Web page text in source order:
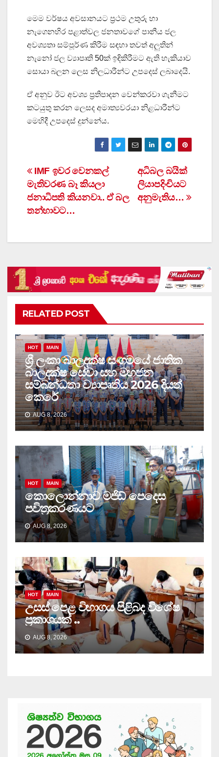
මෙම වර්ෂය අවසානයට ප්‍රථම උතුරු හා
නැගෙනහිර පළාත්වල ජනතාවගේ පානීය ජල
අවශ්‍යතා සම්පූර්ණ කිරීම සඳහා තවත් අලුතින්
නැනෝ ජල ව්‍යාපෘති 50ක් ඉඳිකිරීමට ඇති හැකියාව
සොයා බලන ලෙස නිලධාරීන්ට උපදෙස් ලබාදෙයි.
ඒ අනුව ඊට අවශ්‍ය ප්‍රතිපාදන වෙන්කරවා ගැනීමට
කටයුතු කරන ලෙසද අමාත්‍යවරයා නිළධාරීන්ට
මෙහිදී උපදෙස් දුන්නේය.
Post
navigation
අධිබල බයික්
ලියාපදිංචියට
අනුමැතිය…
IMF ඉවර වෙනකල්
මැතිවරණ බෑ කියලා
ජනාධිපති කියනවා.. ඒ බල
තන්හාවට…
RELATED POST
HOT MAIN
ශ්‍රී ලංකා බාලදක්ෂ සංගමයේ ජාතික
බාලදක්ෂ සේවා සහ මහජන
සම්බන්ධතා ව්‍යාපෘතිය 2026 දියත්
කෙරේ
AUG 8, 2026
HOT MAIN
කොලොන්නාව මජිඩ් පෙදෙස
පවිත්‍රකරණයට
AUG 8, 2026
HOT MAIN
උසස් පෙළ විභාගය පිළිබද විශේෂ
ප්‍රකාශයක් ..
AUG 8, 2026